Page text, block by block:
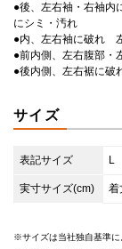
●後、左右袖・右袖
にシミ・汚れ
●内、左右袖に破れ
●前内側、左右腹部・
●後内側、左右裾に破
サイズ
表記サイズ L
実寸サイズ(cm) 着
サイズは当社独自基準に